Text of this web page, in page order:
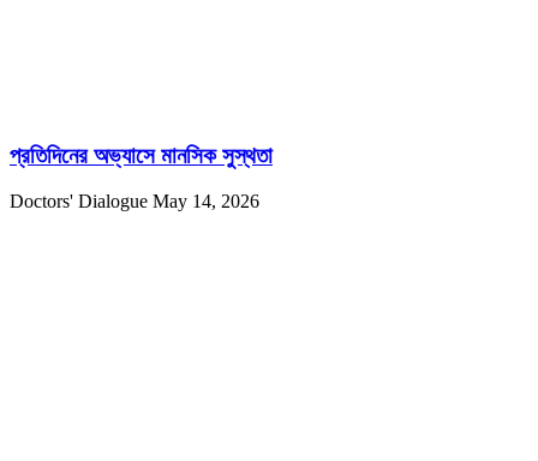
প্রতিদিনের অভ্যাসে মানসিক সুস্থতা
Doctors' Dialogue May 14, 2026